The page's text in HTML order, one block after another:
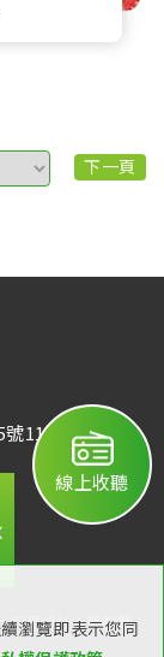
瀏覽即表示您同
下一頁
11樓
網頁設計：新視野
線上收聽